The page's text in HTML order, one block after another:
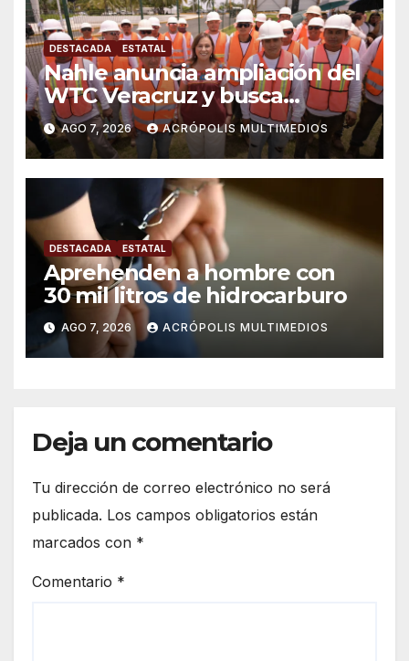
DESTACADA ESTATAL
Nahle anuncia ampliación del
WTC Veracruz y busca
solución para ingenio en crisis
AGO 7, 2026 ACRÓPOLIS MULTIMEDIOS
DESTACADA ESTATAL
Aprehenden a hombre con
30 mil litros de hidrocarburo
AGO 7, 2026 ACRÓPOLIS MULTIMEDIOS
Deja un comentario
Tu dirección de correo electrónico no será
publicada. Los campos obligatorios están
marcados con *
Comentario *